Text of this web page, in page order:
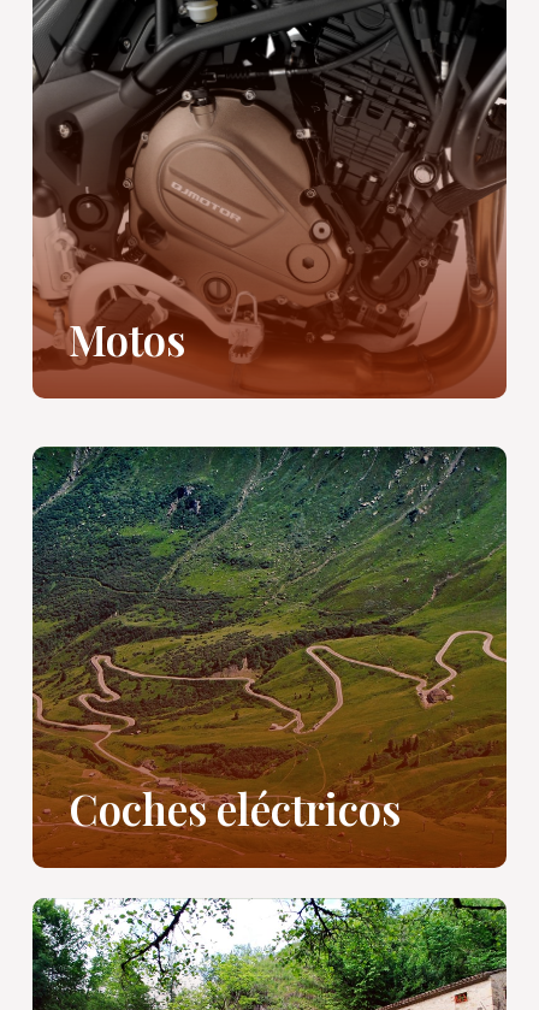
Motos
Coches eléctricos